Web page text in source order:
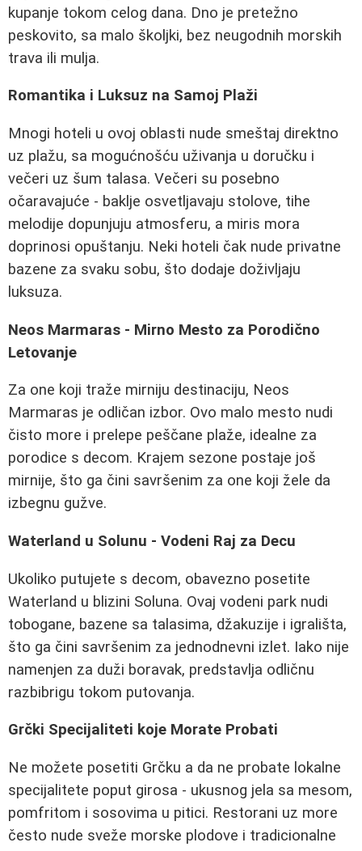
kupanje tokom celog dana. Dno je pretežno
peskovito, sa malo školjki, bez neugodnih morskih
trava ili mulja.
Romantika i Luksuz na Samoj Plaži
Mnogi hoteli u ovoj oblasti nude smeštaj direktno
uz plažu, sa mogućnošću uživanja u doručku i
večeri uz šum talasa. Večeri su posebno
očaravajuće - baklje osvetljavaju stolove, tihe
melodije dopunjuju atmosferu, a miris mora
doprinosi opuštanju. Neki hoteli čak nude privatne
bazene za svaku sobu, što dodaje doživljaju
luksuza.
Neos Marmaras - Mirno Mesto za Porodično
Letovanje
Za one koji traže mirniju destinaciju, Neos
Marmaras je odličan izbor. Ovo malo mesto nudi
čisto more i prelepe peščane plaže, idealne za
porodice s decom. Krajem sezone postaje još
mirnije, što ga čini savršenim za one koji žele da
izbegnu gužve.
Waterland u Solunu - Vodeni Raj za Decu
Ukoliko putujete s decom, obavezno posetite
Waterland u blizini Soluna. Ovaj vodeni park nudi
tobogane, bazene sa talasima, džakuzije i igrališta,
što ga čini savršenim za jednodnevni izlet. Iako nije
namenjen za duži boravak, predstavlja odličnu
razbibrigu tokom putovanja.
Grčki Specijaliteti koje Morate Probati
Ne možete posetiti Grčku a da ne probate lokalne
specijalitete poput girosa - ukusnog jela sa mesom,
pomfritom i sosovima u pitici. Restorani uz more
često nude sveže morske plodove i tradicionalne